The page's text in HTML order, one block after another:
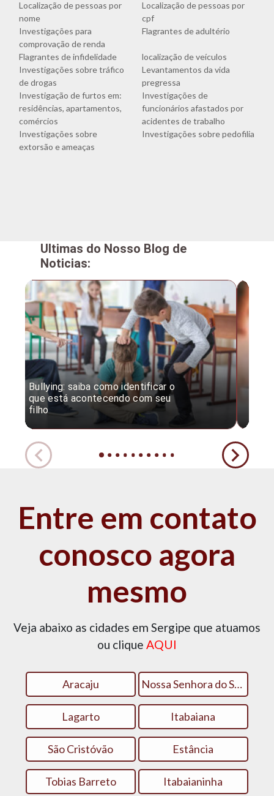
Localização de pessoas por
nome
Localização de pessoas por
cpf
Investigações para
comprovação de renda
Flagrantes de adultério
Flagrantes de infidelidade
localização de veículos
Investigações sobre tráfico
de drogas
Levantamentos da vida
pregressa
Investigação de furtos em:
residências, apartamentos,
comércios
Investigações de
funcionários afastados por
acidentes de trabalho
Investigações sobre
extorsão e ameaças
Investigações sobre pedofilia
Ultimas do Nosso Blog de
Noticias:
Bullying: saiba como identificar o
que está acontecendo com seu
filho
Entre em contato
conosco agora
mesmo
Veja abaixo as cidades em Sergipe que atuamos
ou clique AQUI
Aracaju Nossa Senhora do Socorro
Lagarto Itabaiana
São Cristóvão Estância
Tobias Barreto Itabaianinha